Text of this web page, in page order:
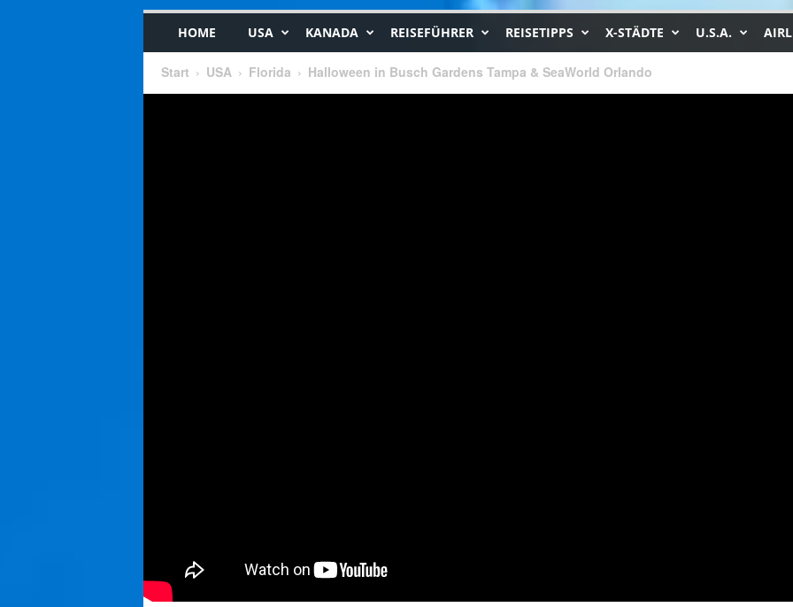
HOME USA KANADA REISEFÜHRER REISETIPPS X-STÄDTE U.S.A.
Start USA Florida Halloween in Busch Gardens Tampa & SeaWorld Orlando